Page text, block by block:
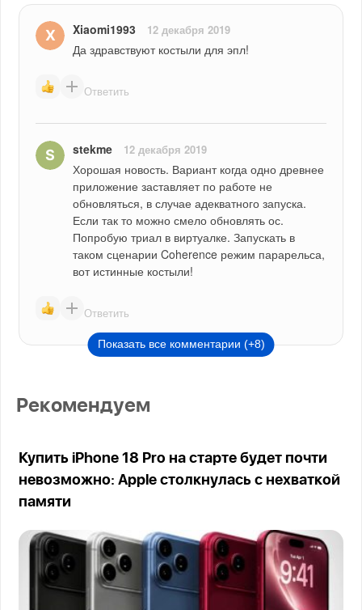
Xiaomi1993 12 декабря 2019
Да здравствуют костыли для эпл!
Ответить
stekme 12 декабря 2019
Хорошая новость. Вариант когда одно древнее
приложение заставляет по работе не
обновляться, в случае адекватного запуска.
Если так то можно смело обновлять ос.
Попробую триал в виртуалке. Запускать в
таком сценарии Coherence режим парарельса,
вот истинные костыли!
Ответить
Показать все комментарии (+8)
Рекомендуем
Купить iPhone 18 Pro на старте будет почти
невозможно: Apple столкнулась с нехваткой
памяти